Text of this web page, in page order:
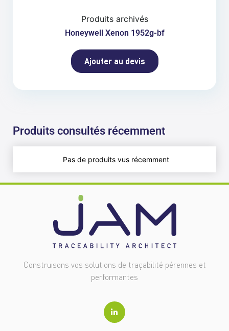
Produits archivés
Honeywell Xenon 1952g-bf
Ajouter au devis
Produits consultés récemment
Pas de produits vus récemment
Construisons vos solutions de traçabilité pérennes et
performantes